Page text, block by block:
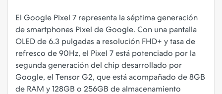
El Google Pixel 7 representa la séptima generación
de smartphones Pixel de Google. Con una pantalla
OLED de 6.3 pulgadas a resolución FHD+ y tasa de
refresco de 90Hz, el Pixel 7 está potenciado por la
segunda generación del chip desarrollado por
Google, el Tensor G2, que está acompañado de 8GB
de RAM y 128GB o 256GB de almacenamiento